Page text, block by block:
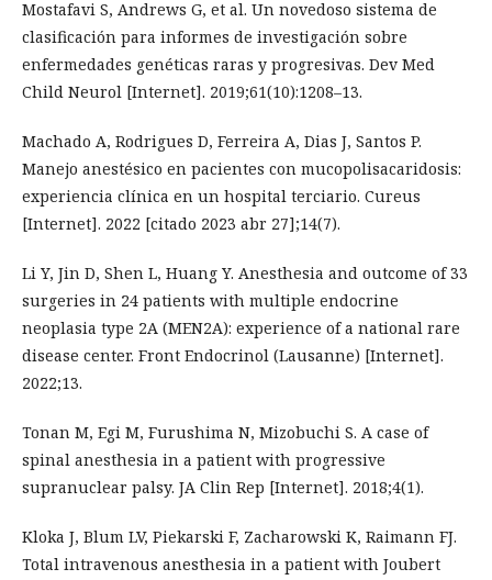
Mostafavi S, Andrews G, et al. Un novedoso sistema de
clasificación para informes de investigación sobre
enfermedades genéticas raras y progresivas. Dev Med
Child Neurol [Internet]. 2019;61(10):1208–13.
Machado A, Rodrigues D, Ferreira A, Dias J, Santos P.
Manejo anestésico en pacientes con mucopolisacaridosis:
experiencia clínica en un hospital terciario. Cureus
[Internet]. 2022 [citado 2023 abr 27];14(7).
Li Y, Jin D, Shen L, Huang Y. Anesthesia and outcome of 33
surgeries in 24 patients with multiple endocrine
neoplasia type 2A (MEN2A): experience of a national rare
disease center. Front Endocrinol (Lausanne) [Internet].
2022;13.
Tonan M, Egi M, Furushima N, Mizobuchi S. A case of
spinal anesthesia in a patient with progressive
supranuclear palsy. JA Clin Rep [Internet]. 2018;4(1).
Kloka J, Blum LV, Piekarski F, Zacharowski K, Raimann FJ.
Total intravenous anesthesia in a patient with Joubert